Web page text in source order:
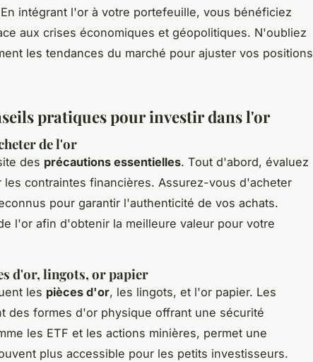
intégrant l'or à votre portefeuille, vous bénéficiez
aux crises économiques et géopolitiques. N'oubliez
les tendances du marché pour ajuster vos positions
pratiques pour investir dans l'or
de l'or
des précautions essentielles. Tout d'abord, évaluez
contraintes financières. Assurez-vous d'acheter
pour garantir l'authenticité de vos achats.
l'or afin d'obtenir la meilleure valeur pour votre
d'or, lingots, or papier
les pièces d'or, les lingots, et l'or papier. Les
des formes d'or physique offrant une sécurité
les ETF et les actions minières, permet une
plus accessible pour les petits investisseurs.